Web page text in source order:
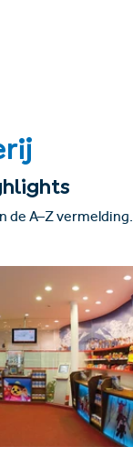
de A–Z vermelding.